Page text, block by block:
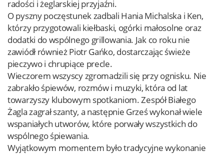
radości i żeglarskiej przyjaźni.
O pyszny poczęstunek zadbali Hania Michalska i Ken,
którzy przygotowali kiełbaski, ogórki małosolne oraz
dodatki do wspólnego grillowania. Jak co roku nie
zawiódł również Piotr Gańko, dostarczając świeże
pieczywo i chrupiące precle.
Wieczorem wszyscy zgromadzili się przy ognisku. Nie
zabrakło śpiewów, rozmów i muzyki, która od lat
towarzyszy klubowym spotkaniom. Zespół Białego
Żagla zagrał szanty, a następnie Grześ wykonał wiele
wspaniałych utworów, które porwały wszystkich do
wspólnego śpiewania.
Wyjątkowym momentem było tradycyjne wykonanie